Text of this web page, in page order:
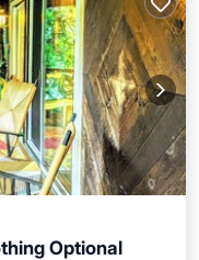
Optional